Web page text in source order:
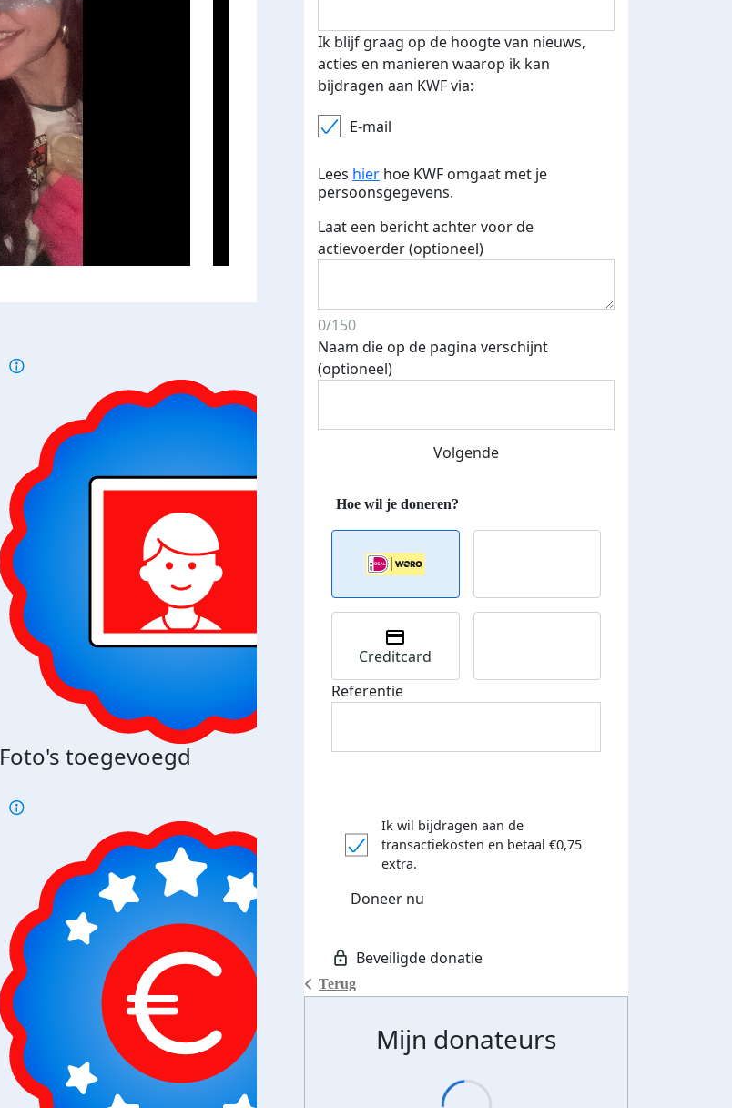
Foto's toegevoegd E-mails verstuurd
je je speciale KWF t-shirt!
Ik blijf graag op de hoogte van nieuws,
acties en manieren waarop ik kan
bijdragen aan KWF via:
E-mail
Lees hier hoe KWF omgaat met je
persoonsgegevens.
Laat een bericht achter voor de
actievoerder (optioneel)
0/150
Naam die op de pagina verschijnt
(optioneel)
Volgende
Terug
Creditcard
Referentie
Ik wil bijdragen aan de
transactiekosten en betaal €0,75
extra.
Doneer nu
Mijn donateurs